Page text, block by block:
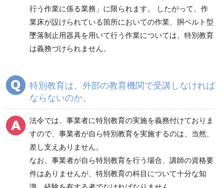
行う作業に係る業務」に限られます。 したがって、作
業床が設けられている箇所においての作業、胴ベルト型
墜落制止用器具を用いて行う作業については、特別教育
は義務づけられません。
特別教育は、外部の教育機関で受講しなければ
ならないのか。
法令では、事業者に特別教育の実施を義務付けておりま
すので、事業者が自ら特別教育を実施するのは、当然、
差し支えありません。
なお、事業者が自ら特別教育を行う場合、講師の資格要
件はありませんが、特別教育の科目について十分な知